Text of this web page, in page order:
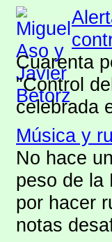
Cuarenta
"Control
celebrada
Música y
No hace
peso de la
por hacer
notas